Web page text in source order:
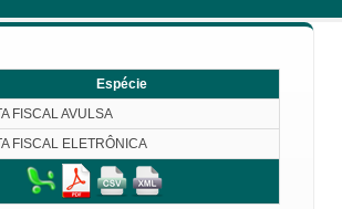
Espécie
FISCAL AVULSA
FISCAL ELETRÔNICA